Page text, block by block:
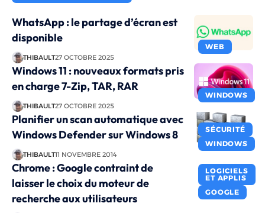
WEB
WhatsApp : le partage d’écran est
disponible
THIBAULT27 OCTOBRE 2025
WINDOWS
Windows 11 : nouveaux formats pris
en charge 7-Zip, TAR, RAR
THIBAULT27 OCTOBRE 2025
SÉCURITÉ
WINDOWS
Planifier un scan automatique avec
Windows Defender sur Windows 8
THIBAULT11 NOVEMBRE 2014
LOGICIELS
ET APPLIS
GOOGLE
Chrome : Google contraint de
laisser le choix du moteur de
recherche aux utilisateurs